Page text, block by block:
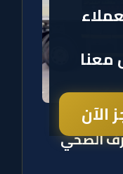
معنا
الآن
الصرف الصحي